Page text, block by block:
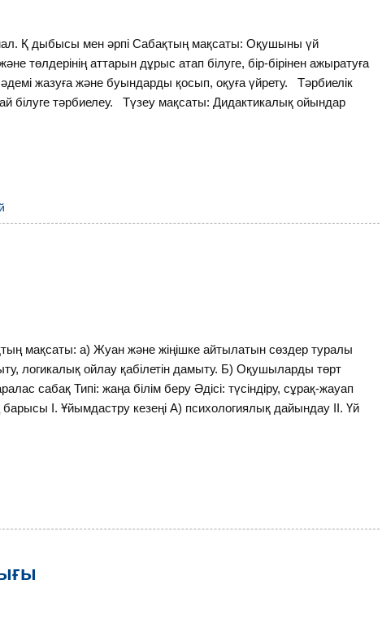
Қ дыбысы мен әрпі Сабақтың мақсаты: Оқушыны үй
төлдерінің аттарын дұрыс атап білуге, бір-бірінен ажыратуға
жазуға және буындарды қосып, оқуға үйрету. Тәрбиелік
білуге тәрбиелеу. Түзеу мақсаты: Дидактикалық ойындар
мақсаты: а) Жуан және жіңішке айтылатын сөздер туралы
логикалық ойлау қабілетін дамыту. Б) Оқушыларды төрт
сабақ Типі: жаңа білім беру Әдісі: түсіндіру, сұрақ-жауап
І. Ұйымдастру кезеңі А) психологиялық дайындау ІІ. Үй